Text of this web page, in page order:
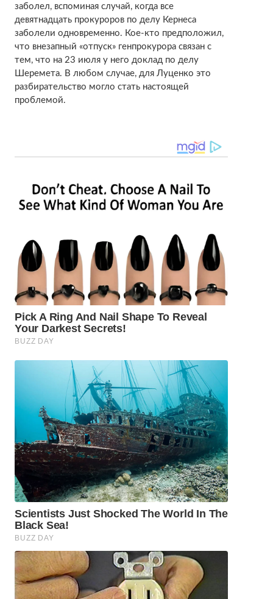
заболел, вспоминая случай, когда все
девятнадцать прокуроров по делу Кернеса
заболели одновременно. Кое-кто предположил,
что внезапный «отпуск» генпрокурора связан с
тем, что на 23 июля у него доклад по делу
Шеремета. В любом случае, для Луценко это
разбирательство могло стать настоящей
проблемой.